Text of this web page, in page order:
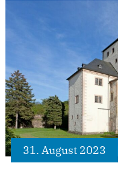
31. August 2023